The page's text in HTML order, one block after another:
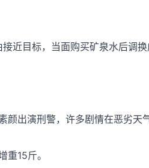
近目标，当面购买矿泉水后调
颜出演刑警，许多剧情在恶劣
15斤。